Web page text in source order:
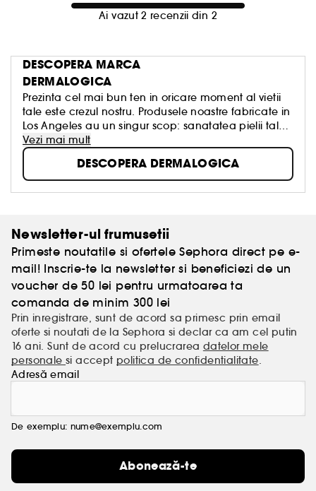
Ai vazut 2 recenzii din 2
DESCOPERA MARCA
DERMALOGICA
Prezinta cel mai bun ten in oricare moment al vietii
tale este crezul nostru. Produsele noastre fabricate in
Los Angeles au un singur scop: sanatatea pielii tale,
fara ritualuri inutile, fara cure miraculoase, fara
promisiuni false. Prin urmare, am creat produse care
beneficiaza de cele mai bune ingrediente din
natura si tehnologie. Acesta este motivul pentru care
Dermalogica este alegerea nr. 1 a institutelor de
Vezi mai mult
DESCOPERA DERMALOGICA
Newsletter-ul frumusetii
Primeste noutatile si ofertele Sephora direct pe e-
mail! Inscrie-te la newsletter si beneficiezi de un
voucher de 50 lei pentru urmatoarea ta
comanda de minim 300 lei
Prin inregistrare, sunt de acord sa primesc prin email
oferte si noutati de la Sephora si declar ca am cel putin
16 ani. Sunt de acord cu prelucrarea datelor mele
personalesi accept politica de confidentialitate.
Adresă email
De exemplu: nume@exemplu.com
Abonează-te